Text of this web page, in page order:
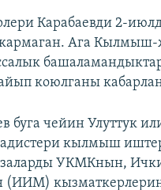
Карабаевди 2-
Ага Кылмыш-
коюлганы
буга чейин Улуттук
кылмыш
УКМКнын,
(ИИМ)